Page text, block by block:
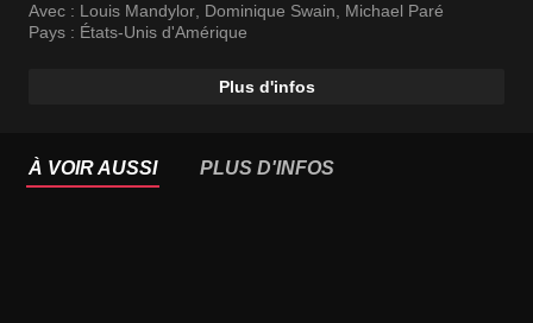
Avec : Louis Mandylor Dominique Swain
Michael Paré
Pays : États-Unis d'Amérique
Plus d'infos
À VOIR AUSSI PLUS D'INFOS